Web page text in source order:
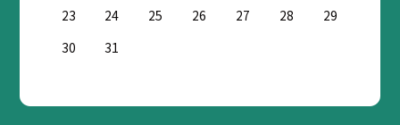
23
24 25 26 27 28
29
30
31